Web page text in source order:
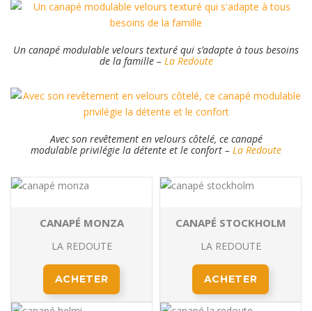
Un canapé modulable velours texturé qui s’adapte à tous besoins
de la famille – La Redoute
Avec son revêtement en velours côtelé, ce canapé
modulable privilégie la détente et le confort – La Redoute
CANAPÉ MONZA
LA REDOUTE
ACHETER
CANAPÉ STOCKHOLM
LA REDOUTE
ACHETER